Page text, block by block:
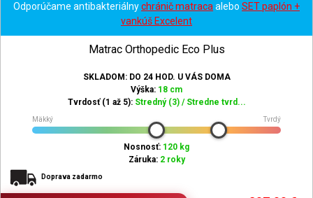
Odporúčame antibakteriálnychránič matraca alebo SET paplón +
vankúš Excelent
Matrac Orthopedic Eco Plus
SKLADOM: DO 24 HOD. U VÁS DOMA
Výška: 18 cm
Tvrdosť (1 až 5): Stredný (3) / Stredne tvrd...
Mäkký Tvrdý
Nosnosť: 120 kg
Záruka: 2 roky
Doprava zadarmo